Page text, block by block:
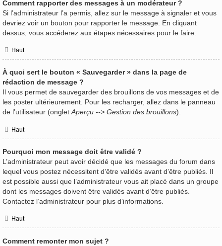
Comment rapporter des messages à un modérateur ?
Si l’administrateur l’a permis, allez sur le message à signaler et vous
devriez voir un bouton pour rapporter le message. En cliquant
dessus, vous accéderez aux étapes nécessaires pour le faire.
Haut
À quoi sert le bouton « Sauvegarder » dans la page de
rédaction de message ?
Il vous permet de sauvegarder des brouillons de vos messages et de
les poster ultérieurement. Pour les recharger, allez dans le panneau
de l’utilisateur (ongletAperçu --> Gestion des brouillons).
Haut
Pourquoi mon message doit être validé ?
L’administrateur peut avoir décidé que les messages du forum dans
lequel vous postez nécessitent d’être validés avant d’être publiés. Il
est possible aussi que l’administrateur vous ait placé dans un groupe
dont les messages doivent être validés avant d’être publiés.
Contactez l’administrateur pour plus d’informations.
Haut
Comment remonter mon sujet ?